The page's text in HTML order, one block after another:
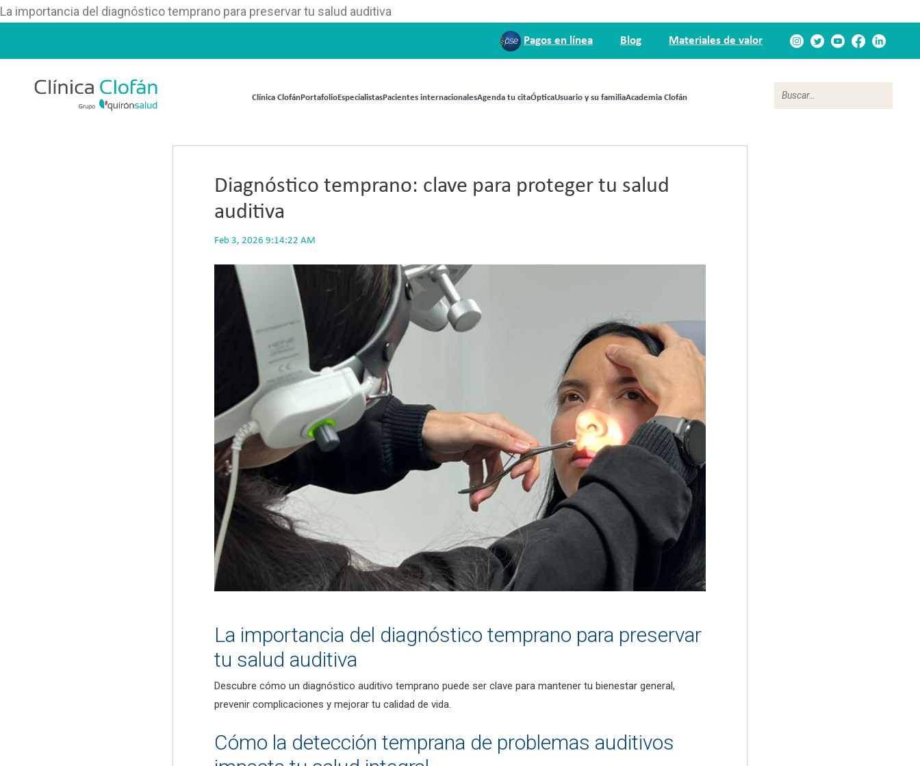
La importancia del diagnóstico temprano para preservar tu salud auditiva
Pagos en línea Blog Materiales de valor
Clínica ClofánPortafolioEspecialistasPacientes internacionalesAgenda tu citaÓpticaUsuario y su familiaAcademia Clofán
Diagnóstico temprano: clave para proteger tu salud
auditiva
Feb 3, 2026 9:14:22 AM
La importancia del diagnóstico temprano para preservar
tu salud auditiva
Descubre cómo un diagnóstico auditivo temprano puede ser clave para mantener tu bienestar general,
prevenir complicaciones y mejorar tu calidad de vida.
Cómo la detección temprana de problemas auditivos